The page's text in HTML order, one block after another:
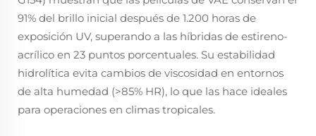
91% del brillo inicial después de 1.200 horas de
exposición UV, superando a las híbridas de estireno-
acrílico en 23 puntos porcentuales. Su estabilidad
hidrolítica evita cambios de viscosidad en entornos
de alta humedad (>85% HR), lo que las hace ideales
para operaciones en climas tropicales.